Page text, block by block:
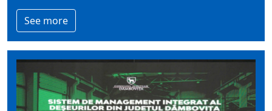
See more